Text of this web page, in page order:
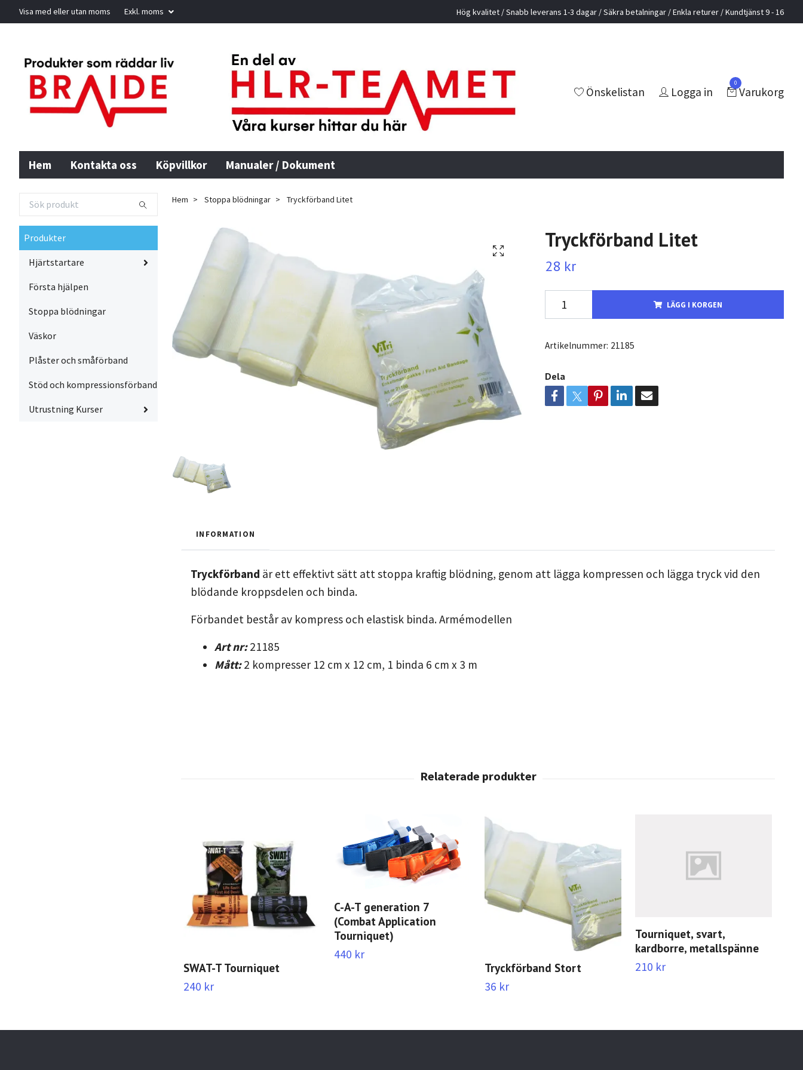
Visa med eller utan moms Exkl. moms Hög kvalitet / Snabb leverans 1-3 dagar / Säkra betalningar / Enkla returer / Kundtjänst 9 - 16
Önskelistan Logga in
0
Varukorg
Hem Kontakta oss Köpvillkor Manualer / Dokument
Produkter
Hjärtstartare
Första hjälpen
Stoppa blödningar
Väskor
Plåster och småförband
Stöd och kompressionsförband
Utrustning Kurser
Hem Stoppa blödningar Tryckförband Litet
Tryckförband Litet
28 kr
LÄGG I KORGEN
Artikelnummer: 21185
Dela
INFORMATION
Tryckförband är ett effektivt sätt att stoppa kraftig blödning, genom att lägga kompressen och lägga tryck vid den
blödande kroppsdelen och binda.
Förbandet består av kompress och elastisk binda. Armémodellen
Art nr: 21185
Mått:2 kompresser 12 cm x 12 cm, 1 binda 6 cm x 3 m
SWAT-T Tourniquet
240 kr
C-A-T generation 7
(Combat Application
Tourniquet)
440 kr
Tryckförband Stort
36 kr
Tourniquet, svart,
kardborre, metallspänne
210 kr